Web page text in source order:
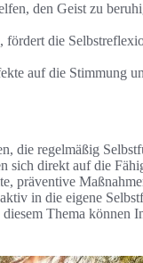
den Geist zu
die
auf die Stimmung
die regelmäßig
sich direkt auf die
präventive
in die eigene
Thema können